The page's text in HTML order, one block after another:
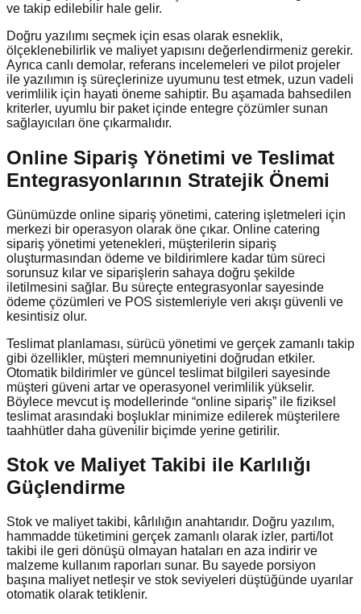
ve takip edilebilir hale gelir.
Doğru yazılımı seçmek için esas olarak esneklik,
ölçeklenebilirlik ve maliyet yapısını değerlendirmeniz gerekir.
Ayrıca canlı demolar, referans incelemeleri ve pilot projeler
ile yazılımın iş süreçlerinize uyumunu test etmek, uzun vadeli
verimlilik için hayati öneme sahiptir. Bu aşamada bahsedilen
kriterler, uyumlu bir paket içinde entegre çözümler sunan
sağlayıcıları öne çıkarmalıdır.
Online Sipariş Yönetimi ve Teslimat
Entegrasyonlarının Stratejik Önemi
Günümüzde online sipariş yönetimi, catering işletmeleri için
merkezi bir operasyon olarak öne çıkar. Online catering
sipariş yönetimi yetenekleri, müşterilerin sipariş
oluşturmasından ödeme ve bildirimlere kadar tüm süreci
sorunsuz kılar ve siparişlerin sahaya doğru şekilde
iletilmesini sağlar. Bu süreçte entegrasyonlar sayesinde
ödeme çözümleri ve POS sistemleriyle veri akışı güvenli ve
kesintisiz olur.
Teslimat planlaması, sürücü yönetimi ve gerçek zamanlı takip
gibi özellikler, müşteri memnuniyetini doğrudan etkiler.
Otomatik bildirimler ve güncel teslimat bilgileri sayesinde
müşteri güveni artar ve operasyonel verimlilik yükselir.
Böylece mevcut iş modellerinde “online sipariş” ile fiziksel
teslimat arasındaki boşluklar minimize edilerek müşterilere
taahhütler daha güvenilir biçimde yerine getirilir.
Stok ve Maliyet Takibi ile Karlılığı
Güçlendirme
Stok ve maliyet takibi, kârlılığın anahtarıdır. Doğru yazılım,
hammadde tüketimini gerçek zamanlı olarak izler, parti/lot
takibi ile geri dönüşü olmayan hataları en aza indirir ve
malzeme kullanım raporları sunar. Bu sayede porsiyon
başına maliyet netleşir ve stok seviyeleri düştüğünde uyarılar
otomatik olarak tetiklenir.